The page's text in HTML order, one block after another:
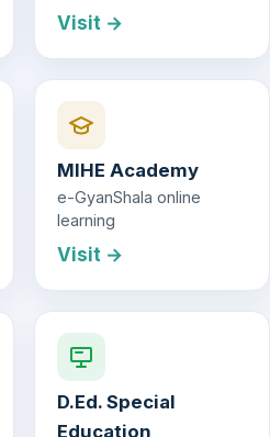
Visit →
MIHE Academy
e-GyanShala online
learning
Visit →
D.Ed. Special
Education